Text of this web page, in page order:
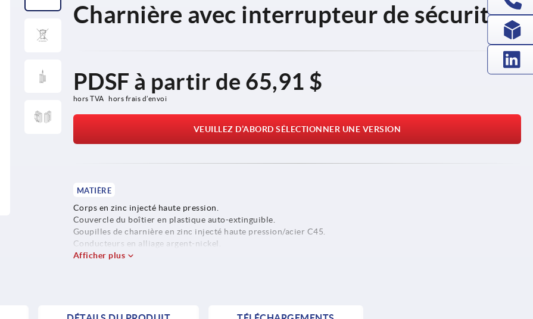
Charnière avec interrupteur de sécurité
PDSF à partir de 65,91 $
hors TVA hors frais d’envoi
VEUILLEZ D’ABORD SÉLECTIONNER UNE VERSION
MATIÈRE
Corps en zinc injecté haute pression.
Couvercle du boîtier en plastique auto-extinguible.
Goupilles de charnière en zinc injecté haute pression/acier C45.
Conducteurs en alliage argent-nickel.
Afficher plus